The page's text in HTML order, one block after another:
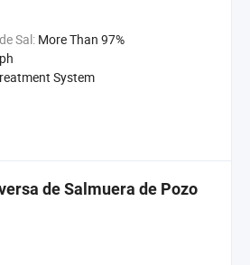
Sal: More Than 97%
System
de Salmuera de Pozo